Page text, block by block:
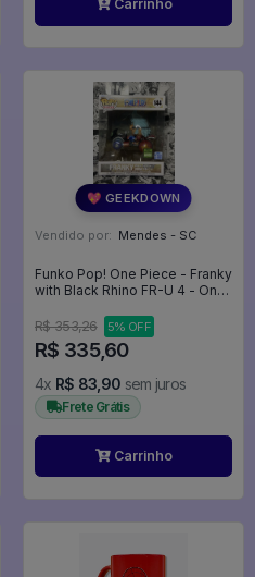
Carrinho
💖 GEEKDOWN
Vendido por: Mendes - SC
Funko Pop! One Piece - Franky
with Black Rhino FR-U 4 - One
R$ 353,26
5% OFF
R$ 335,60
4x R$ 83,90 sem juros
Frete Grátis
Carrinho